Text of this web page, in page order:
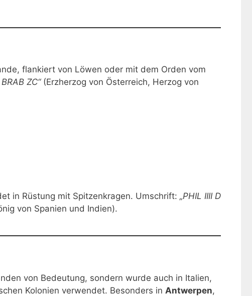
flankiert von Löwen oder mit dem Orden vom
ZC“(Erzherzog von Österreich, Herzog von
in Rüstung mit Spitzenkragen. Umschrift: „PHIL IIII D
von Spanien und Indien).
von Bedeutung, sondern wurde auch in Italien,
Kolonien verwendet. Besonders in Antwerpen,